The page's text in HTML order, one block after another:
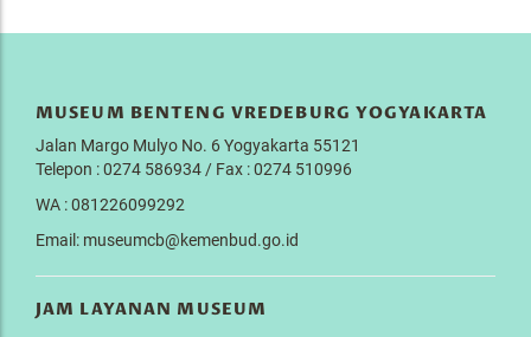
MUSEUM BENTENG VREDEBURG YOGYAKARTA
Jalan Margo Mulyo No. 6 Yogyakarta 55121
Telepon : 0274 586934 / Fax : 0274 510996
WA : 081226099292
Email: museumcb@kemenbud.go.id
JAM LAYANAN MUSEUM